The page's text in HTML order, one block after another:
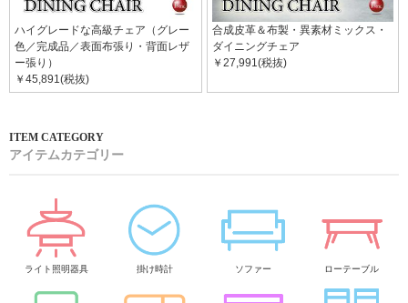
ハイグレードな高級チェア（グレー
色／完成品／表面布張り・背面レザ
ー張り）
￥45,891(税抜)
合成皮革＆布製・異素材ミックス・
ダイニングチェア
￥27,991(税抜)
アイテムカテゴリー
ライト照明器具 掛け時計 ソファー ローテーブル